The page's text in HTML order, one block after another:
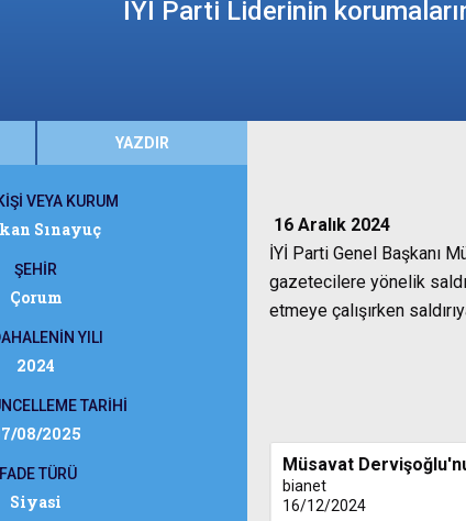
İYİ Parti Liderinin
YAZDIR
VEYA KURUM
Sınayuç
ŞEHİR
Çorum
YILI
2024
TARİHİ
08/2025
TÜRÜ
Siyasi
16 Aralık 2024
İYİ Parti Genel Başkanı
gazetecilere yönelik
etmeye çalışırken
Müsavat
bianet
16/12/2024